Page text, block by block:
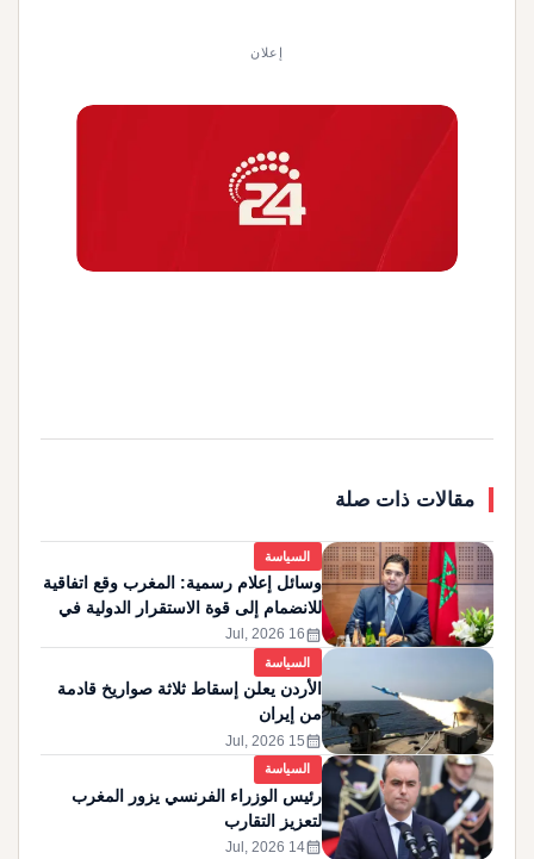
إعلان
مقالات ذات صلة
السياسة
وسائل إعلام رسمية: المغرب وقع اتفاقية
للانضمام إلى قوة الاستقرار الدولية في
غزة
calendar_month
16 Jul, 2026
السياسة
الأردن يعلن إسقاط ثلاثة صواريخ قادمة
من إيران
calendar_month
15 Jul, 2026
السياسة
رئيس الوزراء الفرنسي يزور المغرب
لتعزيز التقارب
calendar_month
14 Jul, 2026